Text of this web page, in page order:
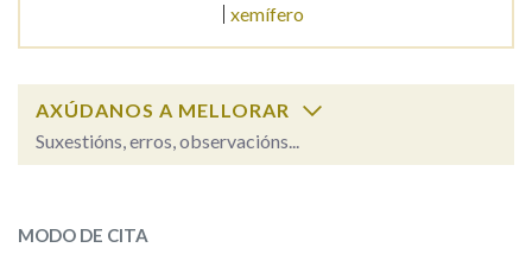
xemífero
AXÚDANOS A MELLORAR
Suxestións, erros, observacións...
ESCOLLE UNHA OPCIÓN:
MODO DE CITA